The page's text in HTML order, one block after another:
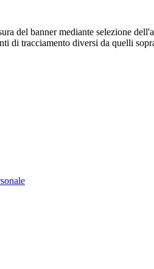
del banner mediante selezione
di tracciamento diversi da quelli